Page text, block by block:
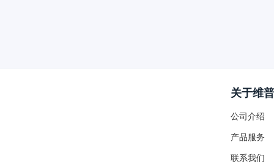
关于维普
公司介绍
产品服务
联系我们